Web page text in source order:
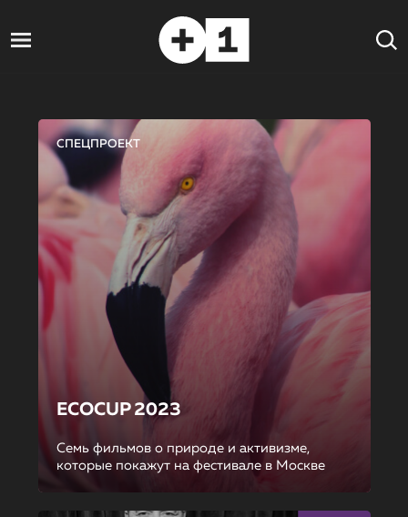
СПЕЦПРОЕКТ
ECOCUP 2023
Семь фильмов о природе и активизме,
которые покажут на фестивале в Москве